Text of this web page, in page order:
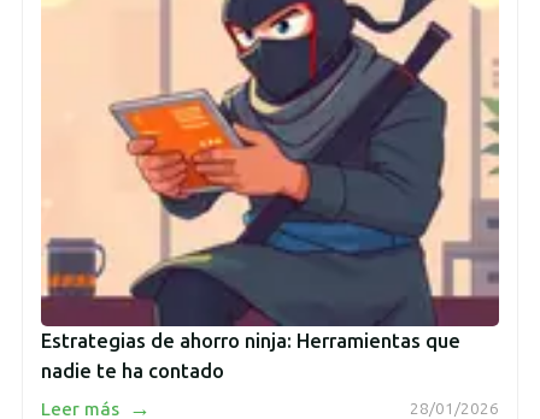
Estrategias de ahorro ninja: Herramientas que
nadie te ha contado
28/01/2026
Leer más →